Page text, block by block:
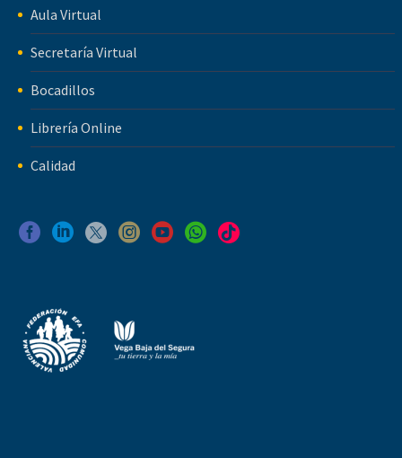
Aula Virtual
Secretaría Virtual
Bocadillos
Librería Online
Calidad